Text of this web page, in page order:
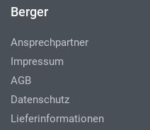
Berger
Ansprechpartner
Impressum
AGB
Datenschutz
Lieferinformationen